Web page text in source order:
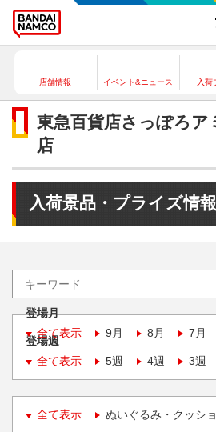
店舗情報 イベント&ニュース 入荷
東急百貨店さっぽろア
店
入荷景品・プライズ情報
登場月
全て表示
9月 8月 7月
登場週
全て表示
5週 4週 3週
全て表示 ぬいぐるみ・クッシ